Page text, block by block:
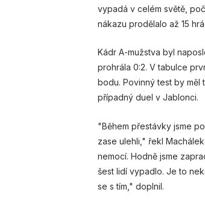
vypadá v celém světě,
nákazu prodělalo až 15
Kádr A-mužstva byl
prohrála 0:2. V tabulce
bodu. Povinný test by
případný duel v Jablonci.
"Během přestávky jsme
zase ulehli," řekl
nemocí. Hodně jsme
šest lidí vypadlo. Je to
se s tím," doplnil.